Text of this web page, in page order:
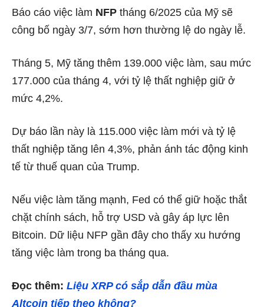
Báo cáo việc làm NFP tháng 6/2025 của Mỹ sẽ
công bố ngày 3/7, sớm hơn thường lệ do ngày lễ.
Tháng 5, Mỹ tăng thêm 139.000 việc làm, sau mức
177.000 của tháng 4, với tỷ lệ thất nghiệp giữ ở
mức 4,2%.
Dự báo lần này là 115.000 việc làm mới và tỷ lệ
thất nghiệp tăng lên 4,3%, phản ánh tác động kinh
tế từ thuế quan của Trump.
Nếu việc làm tăng mạnh, Fed có thể giữ hoặc thắt
chặt chính sách, hỗ trợ USD và gây áp lực lên
Bitcoin. Dữ liệu NFP gần đây cho thấy xu hướng
tăng việc làm trong ba tháng qua.
Đọc thêm: Liệu XRP có sắp dẫn đầu mùa
Altcoin tiếp theo không?